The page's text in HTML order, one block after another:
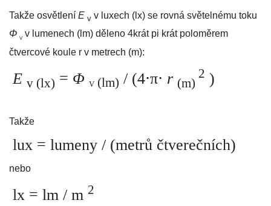
Takže osvětlení E v v luxech (lx) se rovná světelnému toku
Φ V v lumenech (lm) děleno 4krát pi krát poloměrem
čtvercové koule r v metrech (m):
E v (lx) = Φ V (lm) / (4⋅π⋅ r (m)
2 )
Takže
lux = lumeny / (metrů čtverečních)
nebo
lx = lm / m 2